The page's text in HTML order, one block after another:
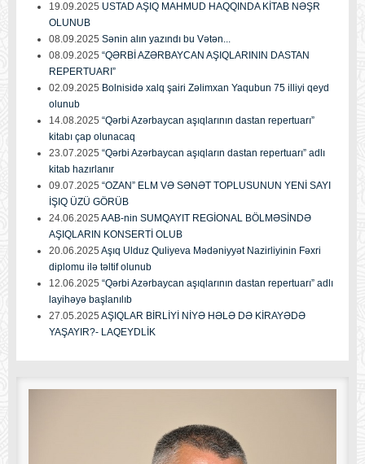
19.09.2025 USTAD AŞIQ MAHMUD HAQQINDA KİTAB NƏŞR
OLUNUB
08.09.2025 Sənin alın yazındı bu Vətən...
08.09.2025 “QƏRBİ AZƏRBAYCAN AŞIQLARININ DASTAN
REPERTUARI”
02.09.2025 Bolnisidə xalq şairi Zəlimxan Yaqubun 75 illiyi qeyd
olunub
14.08.2025 “Qərbi Azərbaycan aşıqlarının dastan repertuarı”
kitabı çap olunacaq
23.07.2025 “Qərbi Azərbaycan aşıqların dastan repertuarı” adlı
kitab hazırlanır
09.07.2025 “OZAN” ELM VƏ SƏNƏT TOPLUSUNUN YENİ SAYI
İŞIQ ÜZÜ GÖRÜB
24.06.2025 AAB-nin SUMQAYIT REGİONAL BÖLMƏSİNDƏ
AŞIQLARIN KONSERTİ OLUB
20.06.2025 Aşıq Ulduz Quliyeva Mədəniyyət Nazirliyinin Fəxri
diplomu ilə təltif olunub
12.06.2025 “Qərbi Azərbaycan aşıqlarının dastan repertuarı” adlı
layihəyə başlanılıb
27.05.2025 AŞIQLAR BİRLİYİ NİYƏ HƏLƏ DƏ KİRAYƏDƏ
YAŞAYIR?- LAQEYDLİK